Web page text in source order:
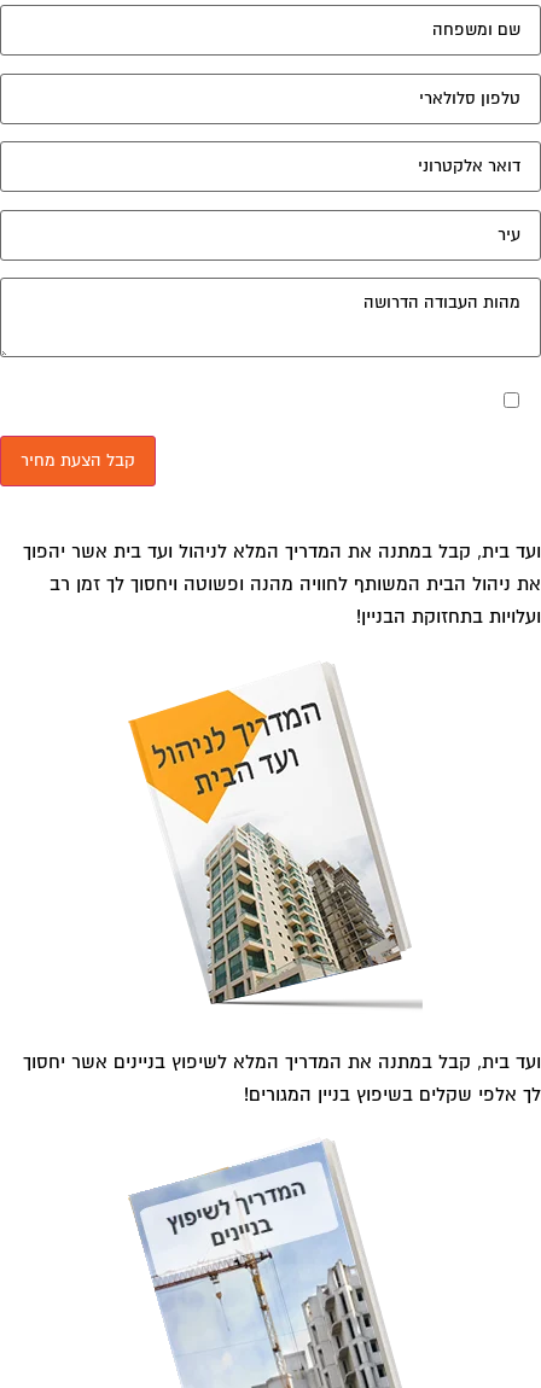
מאשר את תנאי הפרטיות
בית, קבל במתנה את המדריך המלא לניהול ועד בית אשר יהפוך
ניהול הבית המשותף לחוויה מהנה ופשוטה ויחסוך לך זמן רב
בתחזוקת הבניין!
בית, קבל במתנה את המדריך המלא לשיפוץ בניינים אשר יחסוך
אלפי שקלים בשיפוץ בניין המגורים!